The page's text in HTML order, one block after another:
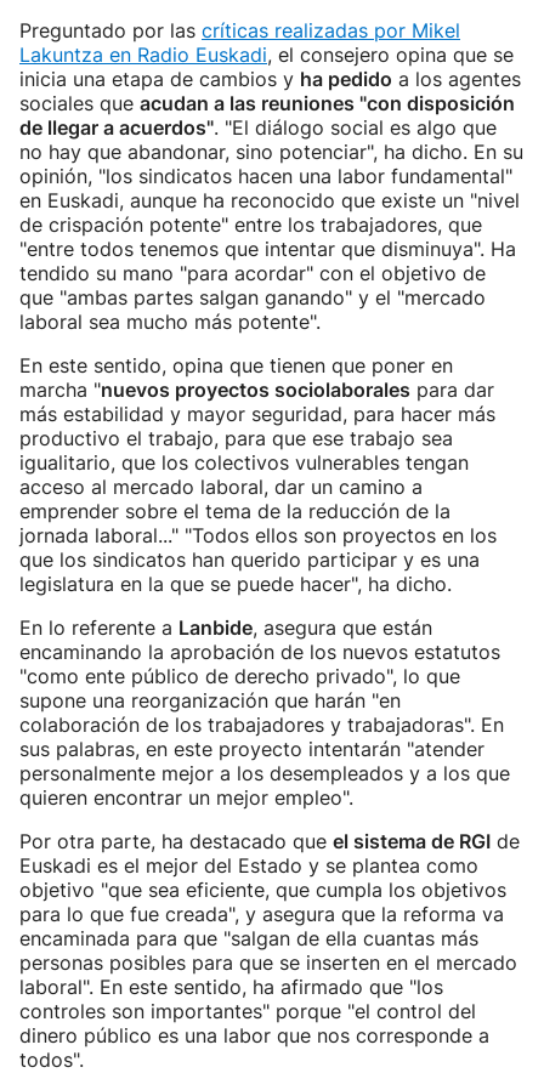
Preguntado por las críticas realizadas por Mikel
Lakuntza en Radio Euskadi, el consejero opina que se
inicia una etapa de cambios y ha pedido a los agentes
sociales que acudan a las reuniones "con disposición
de llegar a acuerdos". "El diálogo social es algo que
no hay que abandonar, sino potenciar", ha dicho. En su
opinión, "los sindicatos hacen una labor fundamental"
en Euskadi, aunque ha reconocido que existe un "nivel
de crispación potente" entre los trabajadores, que
"entre todos tenemos que intentar que disminuya". Ha
tendido su mano "para acordar" con el objetivo de
que "ambas partes salgan ganando" y el "mercado
laboral sea mucho más potente".
En este sentido, opina que tienen que poner en
marcha "nuevos proyectos sociolaborales para dar
más estabilidad y mayor seguridad, para hacer más
productivo el trabajo, para que ese trabajo sea
igualitario, que los colectivos vulnerables tengan
acceso al mercado laboral, dar un camino a
emprender sobre el tema de la reducción de la
jornada laboral..." "Todos ellos son proyectos en los
que los sindicatos han querido participar y es una
legislatura en la que se puede hacer", ha dicho.
En lo referente a Lanbide, asegura que están
encaminando la aprobación de los nuevos estatutos
"como ente público de derecho privado", lo que
supone una reorganización que harán "en
colaboración de los trabajadores y trabajadoras". En
sus palabras, en este proyecto intentarán "atender
personalmente mejor a los desempleados y a los que
quieren encontrar un mejor empleo".
Por otra parte, ha destacado que el sistema de RGI de
Euskadi es el mejor del Estado y se plantea como
objetivo "que sea eficiente, que cumpla los objetivos
para lo que fue creada", y asegura que la reforma va
encaminada para que "salgan de ella cuantas más
personas posibles para que se inserten en el mercado
laboral". En este sentido, ha afirmado que "los
controles son importantes" porque "el control del
dinero público es una labor que nos corresponde a
todos".